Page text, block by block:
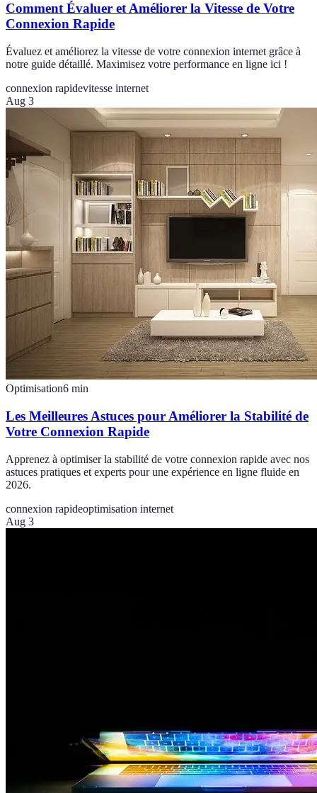
Comment Évaluer et Améliorer la Vitesse de Votre
Connexion Rapide
Évaluez et améliorez la vitesse de votre connexion internet grâce à
notre guide détaillé. Maximisez votre performance en ligne ici !
connexion rapidevitesse internet
Aug 3
Optimisation6 min
Les Meilleures Astuces pour Améliorer la Stabilité de
Votre Connexion Rapide
Apprenez à optimiser la stabilité de votre connexion rapide avec nos
astuces pratiques et experts pour une expérience en ligne fluide en
2026.
connexion rapideoptimisation internet
Aug 3